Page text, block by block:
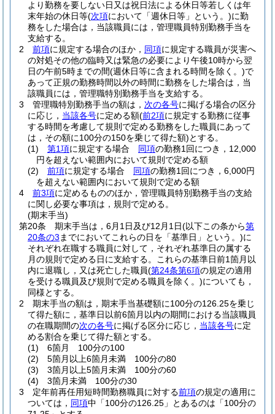
より勤務を要しない日又は祝日法による休日等若しくは年
末年始の休日等(次項において「週休日等」という。)に勤
務をした場合は，当該職員には，管理職員特別勤務手当を
支給する。
2
前項に規定する場合のほか， 同項に規定する職員が災害へ
の対処その他の臨時又は緊急の必要により午後10時から翌
日の午前5時までの間(週休日等に含まれる時間を除く。)で
あって正規の勤務時間以外の時間に勤務をした場合は，当
該職員には，管理職特別勤務手当を支給する。
3
管理職特別勤務手当の額は， 次の各号に掲げる場合の区分
に応じ， 当該各号に定める額(前2項に規定する勤務に従事
する時間を考慮して規則で定める勤務をした職員にあって
は，その額に100分の150を乗じて得た額)とする。
(1)
第1項に規定する場合 同項の勤務1回につき，12,000
円を超えない範囲内において規則で定める額
(2)
前項に規定する場合 同項の勤務1回につき，6,000円
を超えない範囲内において規則で定める額
4
前3項に定めるもののほか，管理職員特別勤務手当の支給
に関し必要な事項は，規則で定める。
(期末手当)
第20条
期末手当は，6月1日及び12月1日(以下この条から第
20条の3 までにおいてこれらの日を「基準日」という。)に
それぞれ在職する職員に対して，それぞれ基準日の属する
月の規則で定める日に支給する。
これらの基準日前1箇月以
内に退職し，又は死亡した職員(第24条第6項の規定の適用
を受ける職員及び規則で定める職員を除く。)についても，
同様とする。
2
期末手当の額は，期末手当基礎額に100分の126.25を乗じ
て得た額に，基準日以前6箇月以内の期間における当該職員
の在職期間の次の各号に掲げる区分に応じ， 当該各号に定
める割合を乗じて得た額とする。
(1)
6箇月 100分の100
(2)
5箇月以上6箇月未満 100分の80
(3)
3箇月以上5箇月未満 100分の60
(4)
3箇月未満 100分の30
3
定年前再任用短時間勤務職員に対する前項の規定の適用に
ついては， 同項中「100分の126.25」とあるのは「100分の